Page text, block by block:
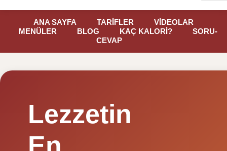
ANA SAYFA TARİFLER
VİDEOLAR
MENÜLER
BLOG KAÇ KALORİ?
SORU-
CEVAP
Lezzetin